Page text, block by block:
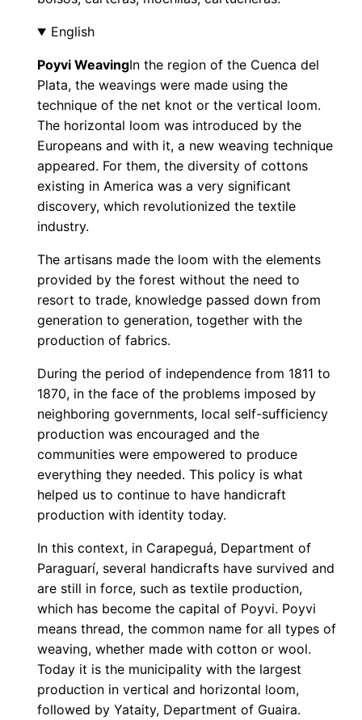
English
Poyvi WeavingIn the region of the Cuenca del
Plata, the weavings were made using the
technique of the net knot or the vertical loom.
The horizontal loom was introduced by the
Europeans and with it, a new weaving technique
appeared. For them, the diversity of cottons
existing in America was a very significant
discovery, which revolutionized the textile
industry.
The artisans made the loom with the elements
provided by the forest without the need to
resort to trade, knowledge passed down from
generation to generation, together with the
production of fabrics.
During the period of independence from 1811 to
1870, in the face of the problems imposed by
neighboring governments, local self-sufficiency
production was encouraged and the
communities were empowered to produce
everything they needed. This policy is what
helped us to continue to have handicraft
production with identity today.
In this context, in Carapeguá, Department of
Paraguarí, several handicrafts have survived and
are still in force, such as textile production,
which has become the capital of Poyvi. Poyvi
means thread, the common name for all types of
weaving, whether made with cotton or wool.
Today it is the municipality with the largest
production in vertical and horizontal loom,
followed by Yataity, Department of Guaira.